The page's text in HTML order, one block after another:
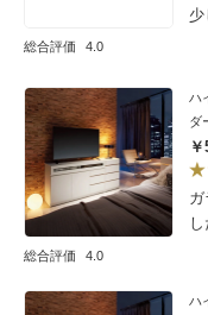
総合評価 4.0
少
総合評価 4.0
ダ